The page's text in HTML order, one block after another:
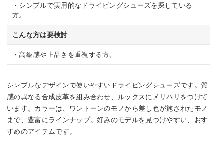
・シンプルで実用的なドライビングシューズを探している
方。
こんな方は要検討
・高級感や上品さを重視する方。
シンプルなデザインで使いやすいドライビングシューズです。質
感の異なる合成皮革を組み合わせ、ルックスにメリハリをつけて
います。カラーは、ワントーンのモノから差し色が施されたモノ
まで、豊富にラインナップ。好みのモデルを見つけやすい、おす
すめのアイテムです。